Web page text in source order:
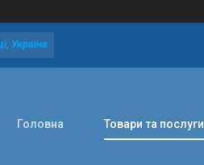
Україна
Головна Товари та послуги